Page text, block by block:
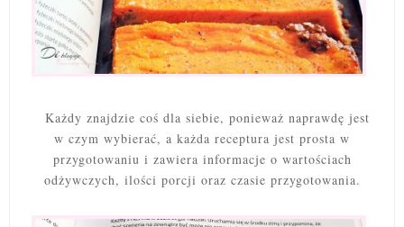
Każdy znajdzie coś dla siebie, ponieważ naprawdę jest
w czym wybierać, a każda receptura jest prosta w
przygotowaniu i zawiera informacje o wartościach
odżywczych, ilości porcji oraz czasie przygotowania.